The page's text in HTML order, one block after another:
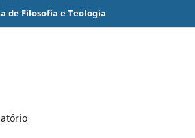
de Filosofia e Teologia